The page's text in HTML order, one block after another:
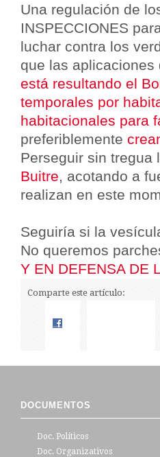
Una regulación de
INSPECCIONES
luchar contra los
que las
está resultando el
temporales por
habitacionales para
preferiblemente
Perseguir sin tregua
Buitre, acotando a
realizan en este
Seguiría si la
No queremos
Y EN DEFENSA DE
Comparte este artículo:
DOCUMENTOS
Doc. Políticos
Doc. Organizativos